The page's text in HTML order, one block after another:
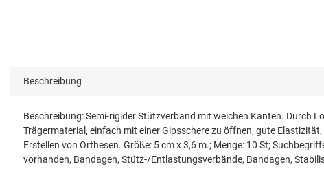
Beschreibung
Beschreibung: Semi-rigider Stützverband mit weichen Kanten.
Trägermaterial, einfach mit einer Gipsschere zu öffnen, gute
Erstellen von Orthesen. Größe: 5 cm x 3,6 m.; Menge: 10 St;
vorhanden, Bandagen, Stütz-/Entlastungsverbände, Bandagen,